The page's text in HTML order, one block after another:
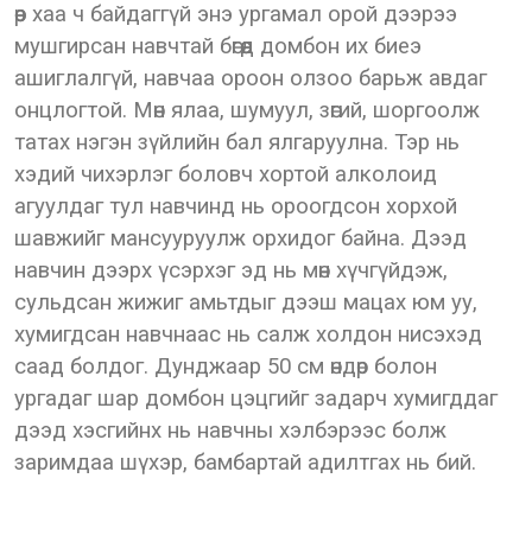
өөр хаа ч байдаггүй энэ ургамал орой дээрээ
мушгирсан навчтай бөгөөд домбон их биеэ
ашиглалгүй, навчаа ороон олзоо барьж авдаг
онцлогтой. Мөн ялаа, шумуул, зөгий, шоргоолж
татах нэгэн зүйлийн бал ялгаруулна. Тэр нь
хэдий чихэрлэг боловч хортой алколоид
агуулдаг тул навчинд нь ороогдсон хорхой
шавжийг мансууруулж орхидог байна. Дээд
навчин дээрх үсэрхэг эд нь мөн хүчгүйдэж,
сульдсан жижиг амьтдыг дээш мацах юм уу,
хумигдсан навчнаас нь салж холдон нисэхэд
саад болдог. Дунджаар 50 см өндөр болон
ургадаг шар домбон цэцгийг задарч хумигддаг
дээд хэсгийнх нь навчны хэлбэрээс болж
заримдаа шүхэр, бамбартай адилтгах нь бий.